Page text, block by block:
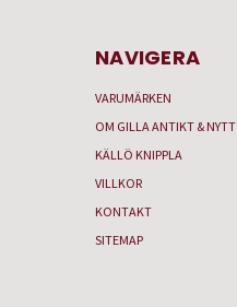
NAVIGERA
VARUMÄRKEN
OM GILLA ANTIKT & NYTT
KÄLLÖ KNIPPLA
VILLKOR
KONTAKT
SITEMAP